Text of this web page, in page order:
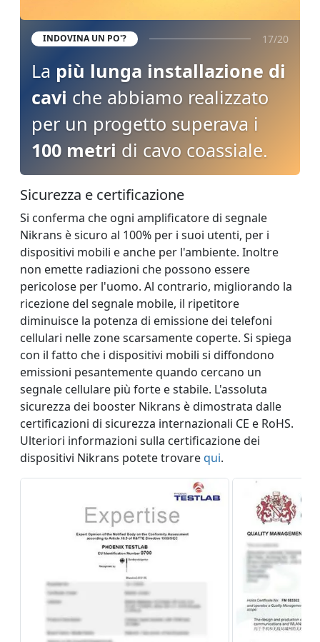
INDOVINA UN PO'? 17/20
La più lunga installazione di
cavi che abbiamo realizzato
per un progetto superava i
100 metri di cavo coassiale.
Sicurezza e certificazione
Si conferma che ogni amplificatore di segnale
Nikrans è sicuro al 100% per i suoi utenti, per i
dispositivi mobili e anche per l'ambiente. Inoltre
non emette radiazioni che possono essere
pericolose per l'uomo. Al contrario, migliorando la
ricezione del segnale mobile, il ripetitore
diminuisce la potenza di emissione dei telefoni
cellulari nelle zone scarsamente coperte. Si spiega
con il fatto che i dispositivi mobili si diffondono
emissioni pesantemente quando cercano un
segnale cellulare più forte e stabile. L'assoluta
sicurezza dei booster Nikrans è dimostrata dalle
certificazioni di sicurezza internazionali CE e RoHS.
Ulteriori informazioni sulla certificazione dei
dispositivi Nikrans potete trovarequi.